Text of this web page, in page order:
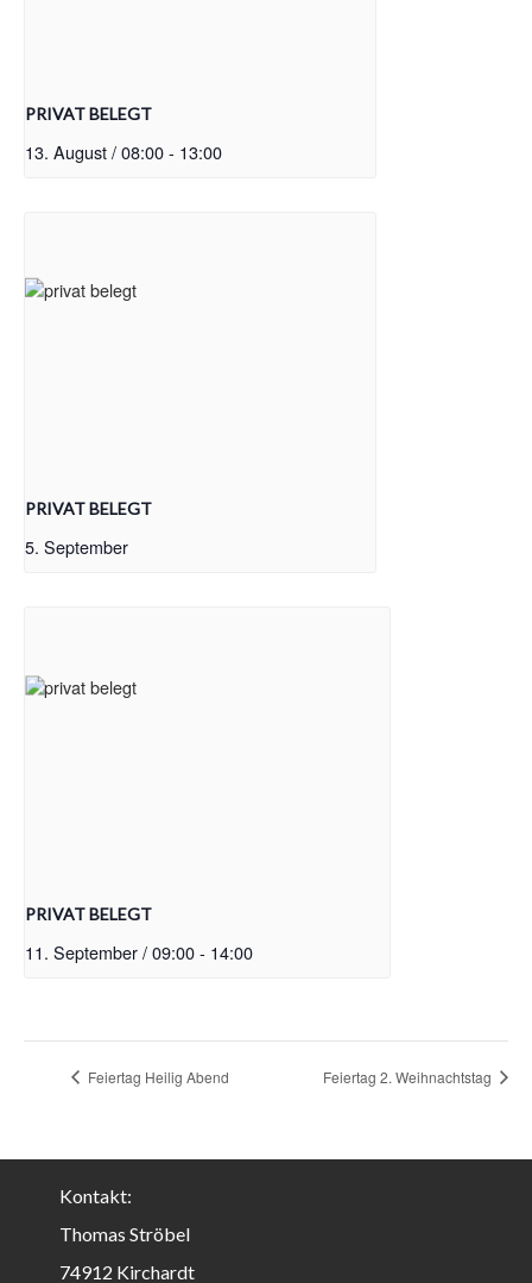
PRIVAT BELEGT
13. August / 08:00- 13:00
PRIVAT BELEGT
5. September
PRIVAT BELEGT
11. September / 09:00- 14:00
Feiertag Heilig Abend Feiertag 2. Weihnachtstag
Kontakt:
Thomas Ströbel
74912 Kirchardt